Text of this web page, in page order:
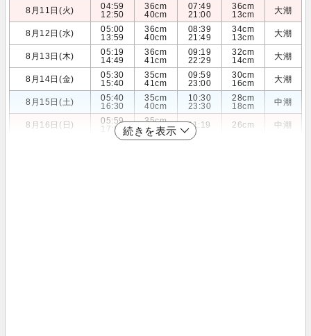
8月11日(火)
04:59
12:50
36cm
40cm
07:49
21:00
36cm
13cm
大潮
8月12日(水)
05:00
13:59
36cm
40cm
08:39
21:49
34cm
13cm
大潮
8月13日(木)
05:19
14:49
36cm
41cm
09:19
22:29
32cm
14cm
大潮
8月14日(金)
05:30
15:40
35cm
41cm
09:59
23:00
30cm
16cm
大潮
8月15日(土)
05:40
16:30
35cm
40cm
10:30
23:30
28cm
18cm
中潮
8月16日(日)
05:59
17:20
35cm
39cm
11:19 26cm 中潮
続きを表示